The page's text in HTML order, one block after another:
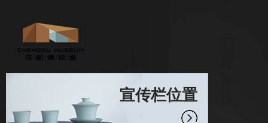
宣传栏位置